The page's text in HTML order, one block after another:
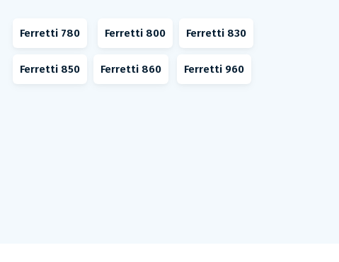
Ferretti 780 Ferretti 800 Ferretti 830
Ferretti 850 Ferretti 860 Ferretti 960